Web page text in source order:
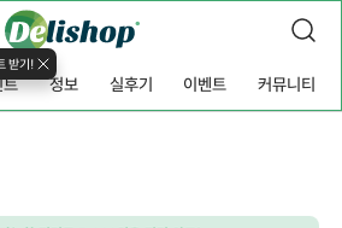
받기!
트 정보 실후기 이벤트 커뮤니티